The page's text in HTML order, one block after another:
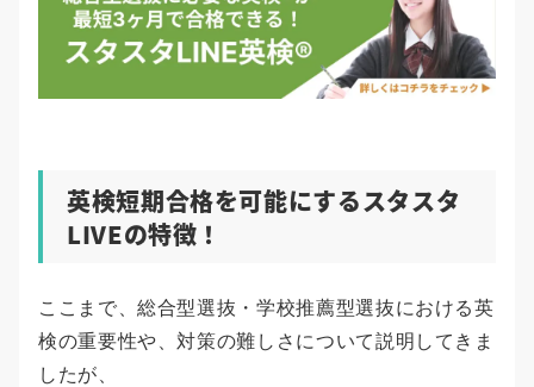
英検短期合格を可能にするスタスタ
LIVEの特徴！
ここまで、総合型選抜・学校推薦型選抜における英
検の重要性や、対策の難しさについて説明してきま
したが、